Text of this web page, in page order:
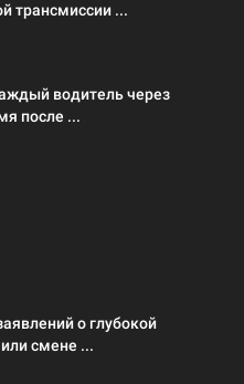
трансмиссии ...
водитель через
после ...
о глубокой
смене ...